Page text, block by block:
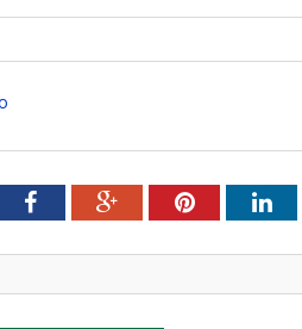
FacebookGoogle+Pinterest